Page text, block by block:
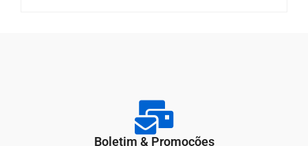
Boletim & Promoções